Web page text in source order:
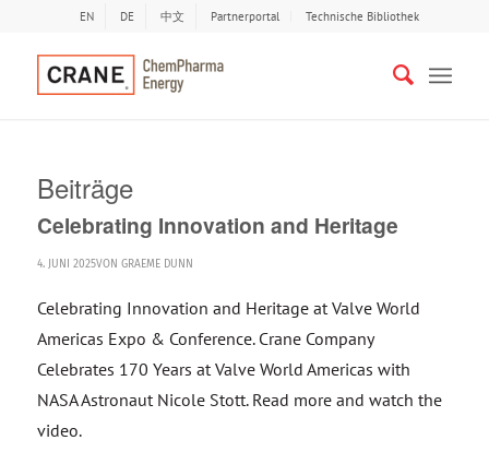
EN DE 中文 Partnerportal Technische Bibliothek
Beiträge
Celebrating Innovation and Heritage
4. JUNI 2025VON GRAEME DUNN
Celebrating Innovation and Heritage at Valve World
Americas Expo & Conference. Crane Company
Celebrates 170 Years at Valve World Americas with
NASA Astronaut Nicole Stott. Read more and watch the
video.